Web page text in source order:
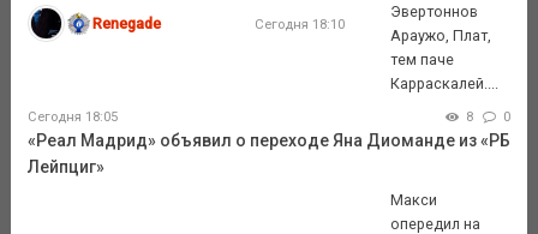
Renegade Сегодня 18:10
Эвертоннов
Араужо, Плат,
тем паче
Карраскалей....
Сегодня 18:05 8 0
«Реал Мадрид» объявил о переходе Яна Диоманде из «РБ
Лейпциг»
Макси
опередил на